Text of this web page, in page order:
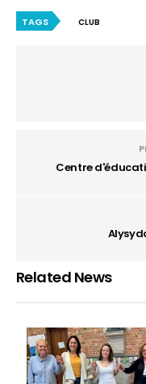
TAGS CLUB
Centre
Related News